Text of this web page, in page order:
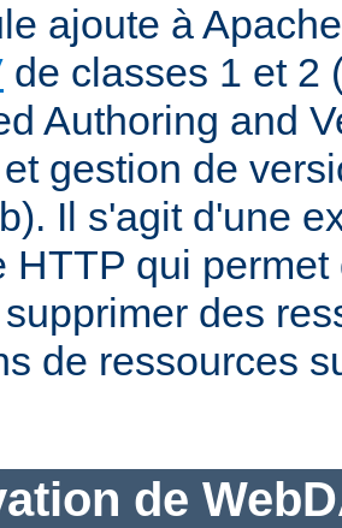
ajoute à
de classes 1 et 2
Authoring and
gestion de
Il s'agit d'une
HTTP qui
des
de ressources
de